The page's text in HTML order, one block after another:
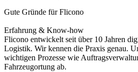
Gute Gründe für Flicono
Erfahrung & Know-how
Flicono entwickelt seit über 10 Jahren
Logistik. Wir kennen die Praxis genau.
wichtigen Prozesse wie
Fahrzeugortung ab.